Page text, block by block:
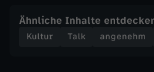
Ähnliche Inhalte
Kultur Talk angenehm